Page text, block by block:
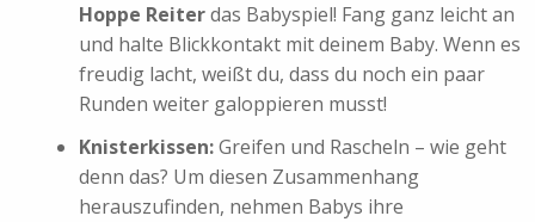
Hoppe Reiterdas Babyspiel! Fang ganz leicht an
und halte Blickkontakt mit deinem Baby. Wenn es
freudig lacht, weißt du, dass du noch ein paar
Runden weiter galoppieren musst!
Knisterkissen:Greifen und Rascheln – wie geht
denn das? Um diesen Zusammenhang
herauszufinden, nehmen Babys ihre